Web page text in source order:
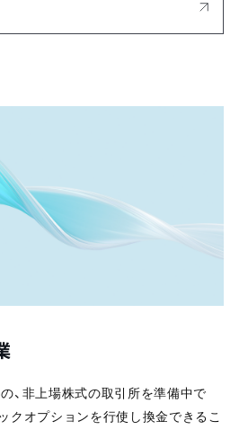
、非上場株式の取引所を準備中で
クオプションを行使し換金できるこ